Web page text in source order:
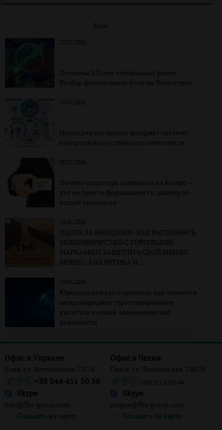
Блог
22.07.2026
Доткомы 2.0 или глобальный ралли:
Разбор финансового бума на Уолл-стрит
13.07.2026
Ирландия экстренно внедряет систему
контроля искусственного интеллекта
08.07.2026
Почему секретарь компании на Кипре —
это не просто формальность: разбор от
нашей компании
24.06.2026
ОХОТА ЗА БРЕНДАМИ: КАК РАСПОЗНАТЬ
МОШЕННИЧЕСТВО С ТОРГОВЫМИ
МАРКАМИ И ЗАЩИТИТЬ СВОЙ БИЗНЕС
БИЗНЕС-АНАЛИТИКА И
ЭКСПЕРТИЗА
19.06.2026
Юрисдикция как стратегия: как меняется
международное структурирование
капитала в новой экономической
реальности
Офис в Украине
Киев, ул. Антоновича, 72/74
+38 044 451 50 50
Skype
info@fbs-group.com
Показать на карте
Офис в Чехии
Прага, ул. Лондинская, 730/59
+420 221 62 02 46
Skype
prague@fbs-group.com
Показать на карте